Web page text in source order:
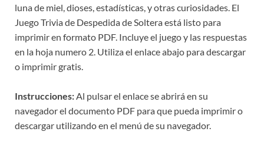
luna de miel, dioses, estadísticas, y otras curiosidades. El
Juego Trivia de Despedida de Soltera está listo para
imprimir en formato PDF. Incluye el juego y las respuestas
en la hoja numero 2. Utiliza el enlace abajo para descargar
o imprimir gratis.
Instrucciones:Al pulsar el enlace se abrirá en su
navegador el documento PDF para que pueda imprimir o
descargar utilizando en el menú de su navegador.